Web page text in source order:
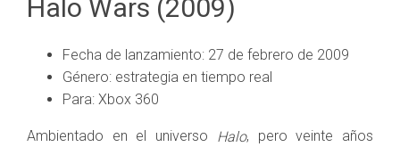
Halo Wars (2009)
Fecha de lanzamiento: 27 de febrero de 2009
Género: estrategia en tiempo real
Para: Xbox 360
Ambientado en el universo Halo, pero veinte años